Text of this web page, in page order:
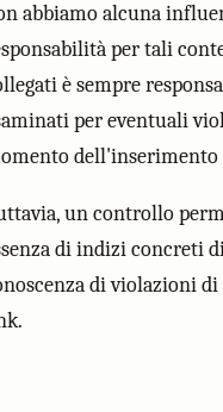
abbiamo alcuna
per tali
è sempre
per eventuali
un controllo
di indizi concreti
di violazioni